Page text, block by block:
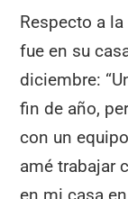
Respecto a
fue en su
diciembre:
fin de año,
con un
amé trabajar